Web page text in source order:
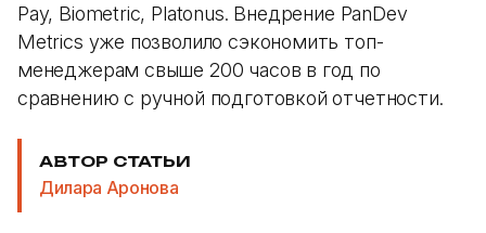
Pay, Biometric, Platonus. Внедрение PanDev
Metrics уже позволило сэкономить топ-
менеджерам свыше 200 часов в год по
сравнению с ручной подготовкой отчетности.
АВТОР СТАТЬИ
Дилара Аронова